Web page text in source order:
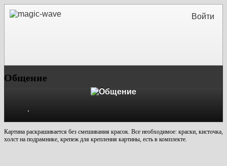
Войти
Общение
Картина раскрашивается без смешивания красок. Все необходимое: краски, кисточка,
холст на подрамнике, крепеж для крепления картины, есть в комплекте.